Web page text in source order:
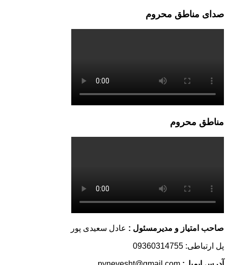
صدای مناطق محروم
مناطق محروم
صاحب امتیاز و مدیرمسئول : عادل سعیدی پور
پل ارتباطی: 09360314755